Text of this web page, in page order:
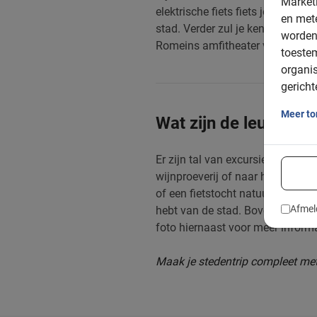
en
Meer
elektrische fiets fiets je met
stad. Verder zul je kennis
Romeins amfitheater van 30 jaar
Wat zijn de leukste
Er zijn tal van excursies en
wijnproeverij of naar het
of een fietstocht natuurlijk.
hebt van de stad. Bovendien
foto hiernaast voor meer
Maak je stedentrip compleet